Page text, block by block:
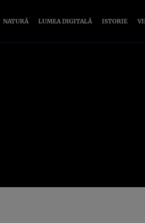
NATURĂ LUMEA DIGITALĂ ISTORIE